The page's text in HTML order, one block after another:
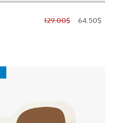
$129.00 $64.50